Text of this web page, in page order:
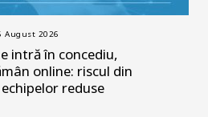
August 2026
intră în concediu,
online: riscul din
reduse